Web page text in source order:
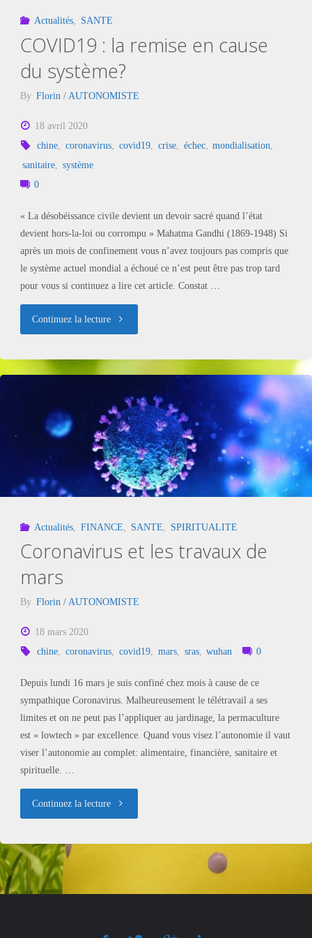
Actualités, SANTE
COVID19 : la remise en cause
du système?
By Florin / AUTONOMISTE
18 avril 2020
chine
coronavirus, covid19, crise, échec, mondialisation
sanitaire,
système
0
« La désobéissance civile devient un devoir sacré quand l’état
devient hors-la-loi ou corrompu » Mahatma Gandhi (1869-1948) Si
après un mois de confinement vous n’avez toujours pas compris que
le système actuel mondial a échoué ce n’est peut être pas trop tard
pour vous si continuez a lire cet article. Constat …
Continuez la lecture"COVID19
la
remise
en
cause
du
système?"
Actualités FINANCE SANTE SPIRITUALITE
Coronavirus et les travaux de
mars
By Florin / AUTONOMISTE
18 mars 2020
chine, coronavirus, covid19, mars, sras, wuhan 0
Depuis lundi 16 mars je suis confiné chez mois à cause de ce
sympathique Coronavirus. Malheureusement le télétravail a ses
limites et on ne peut pas l’appliquer au jardinage, la permaculture
est « lowtech » par excellence. Quand vous visez l’autonomie il vaut
viser l’autonomie au complet: alimentaire, financière, sanitaire et
spirituelle. …
Continuez la lecture"Coronavirus
travaux